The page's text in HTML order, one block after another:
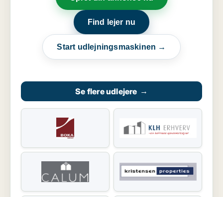
Find lejer nu
Start udlejningsmaskinen →
Se flere udlejere →